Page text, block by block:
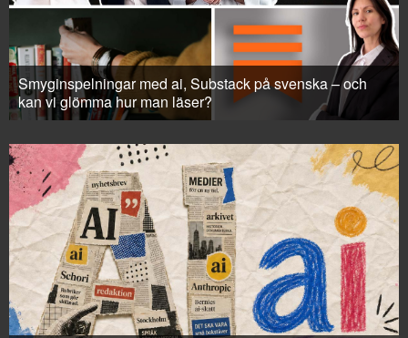
Smyginspelningar med ai, Substack på svenska – och
kan vi glömma hur man läser?